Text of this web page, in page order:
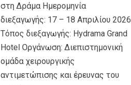
στη Δράμα Ημερομηνία
διεξαγωγής: 17 – 18 Απριλίου 2026
Τόπος διεξαγωγής: Hydrama Grand
Hotel Οργάνωση: Διεπιστημονική
ομάδα χειρουργικής
αντιμετώπισης και έρευνας του